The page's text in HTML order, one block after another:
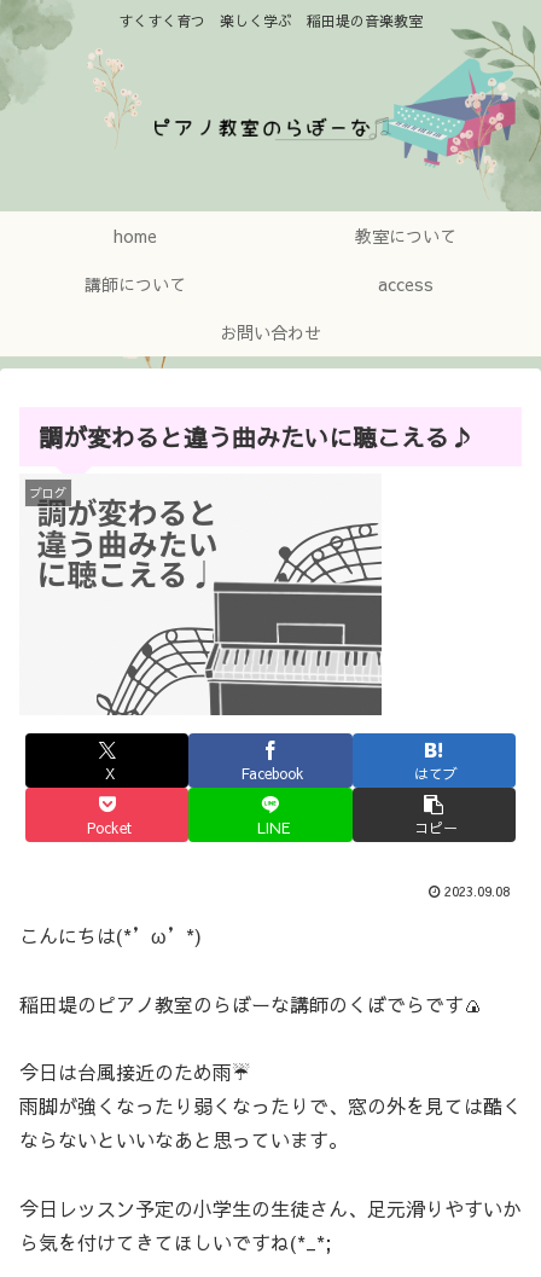
すくすく育つ 楽しく学ぶ 稲田堤の音楽教室
home
教室について
講師について
access
お問い合わせ
調が変わると違う曲みたいに聴こえる♪
ブログ
X Facebook はてブ
Pocket LINE コピー
2023.09.08
こんにちは(*’ω’*)
稲田堤のピアノ教室のらぼーな講師のくぼでらです🍙
今日は台風接近のため雨☔
雨脚が強くなったり弱くなったりで、窓の外を見ては酷く
ならないといいなあと思っています。
今日レッスン予定の小学生の生徒さん、足元滑りやすいか
ら気を付けてきてほしいですね(*_*;